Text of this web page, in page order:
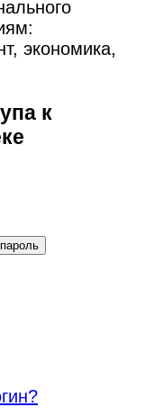
экономика,
к